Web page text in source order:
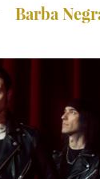
Barba